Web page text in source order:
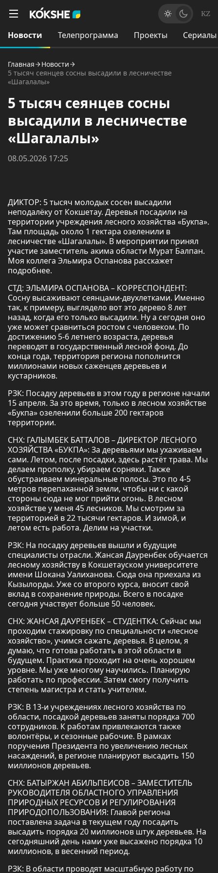
KZ
Новости Телепрограмма Проекты Сериалы
Главная
Новости
5 тысяч сеянцев сосны высадили в лесничестве
«Шагалалы»
5 тысяч сеянцев сосны
высадили в лесничестве
«Шагалалы»
08.05.2026 17:25
ДИКТОР: 5 тысяч молодых сосен высадили
неподалёку от Кокшетау. Деревья посадили на
территории учреждения лесного хозяйства «Букпа».
Там площадь около 1 гектара озеленили в
лесничестве «Шагалалы». В мероприятии принял
участие заместитель акима области Мурат Балпан.
Моя коллега Эльмира Оспанова расскажет
подробнее.
СТД: ЭЛЬМИРА ОСПАНОВА – КОРРЕСПОНДЕНТ:
Сосну высаживают сеянцами-двухлетками. Именно
так, к примеру, выглядело вот это дерево 8 лет
назад, когда его только высадили. Ну а сегодня оно
уже может сравниться ростом с человеком. По
достижению 5-6 летнего возраста, деревья
переводят в государственный лесной фонд. До
конца года, территория региона пополнится
миллионами новых саженцев деревьев и
кустарников.
РЗК: Посадку деревьев в этом году в регионе начали
15 апреля. За это время, только в лесном хозяйстве
«Букпа» озеленили больше 200 гектаров
территории.
СНХ: ГАЛЫМБЕК БАТТАЛОВ – ДИРЕКТОР ЛЕСНОГО
ХОЗЯЙСТВА «БУКПА»: За деревьями мы ухаживаем
сами. Летом, после посадки, здесь растёт трава. Мы
делаем прополку, убираем сорняки. Также
обустраиваем минеральные полосы. Это по 4-5
метров перепаханной земли, чтобы ни с какой
стороны сюда не мог прийти огонь. В лесном
хозяйстве у меня 45 лесников. Мы смотрим за
территорией в 22 тысячи гектаров. И зимой, и
летом есть работа. Делим на участки.
РЗК: На посадку деревьев вышли и будущие
специалисты отрасли. Жансая Дауренбек обучается
лесному хозяйству в Кокшетауском университете
имени Шокана Уалиханова. Сюда она приехала из
Кызылорды. Уже со второго курса, вносит свой
вклад в сохранение природы. Всего в посадке
сегодня участвует больше 50 человек.
СНХ: ЖАНСАЯ ДАУРЕНБЕК – СТУДЕНТКА: Сейчас мы
проходим стажировку по специальности «лесное
хозяйство», учимся сажать деревья. В целом, я
думаю, что готова работать в этой области в
будущем. Практика проходит на очень хорошем
уровне. Мы уже многому научились. Планирую
работать по профессии. Затем смогу получить
степень магистра и стать учителем.
РЗК: В 13-и учреждениях лесного хозяйства по
области, посадкой деревьев заняты порядка 700
сотрудников. К работам привлекаются также
волонтёры, и сезонные рабочие. В рамках
поручения Президента по увеличению лесных
насаждений, в регионе планируют высадить 150
миллионов деревьев.
СНХ: БАТЫРЖАН АБИЛЬПЕИСОВ – ЗАМЕСТИТЕЛЬ
РУКОВОДИТЕЛЯ ОБЛАСТНОГО УПРАВЛЕНИЯ
ПРИРОДНЫХ РЕСУРСОВ И РЕГУЛИРОВАНИЯ
ПРИРОДОПОЛЬЗОВАНИЯ: Главой региона
поставлена задача в текущем году посадить
высадить порядка 20 миллионов штук деревьев. На
сегодняшний день нами уже высажено порядка 10
миллионов, в весенний период.
РЗК: В области проводят масштабную работу по